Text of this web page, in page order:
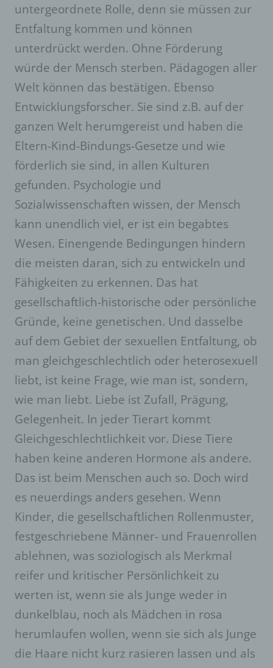
untergeordnete Rolle, denn sie müssen zur
Entfaltung kommen und können
unterdrückt werden. Ohne Förderung
würde der Mensch sterben. Pädagogen aller
Welt können das bestätigen. Ebenso
Entwicklungsforscher. Sie sind z.B. auf der
ganzen Welt herumgereist und haben die
Eltern-Kind-Bindungs-Gesetze und wie
förderlich sie sind, in allen Kulturen
gefunden. Psychologie und
Sozialwissenschaften wissen, der Mensch
kann unendlich viel, er ist ein begabtes
Wesen. Einengende Bedingungen hindern
die meisten daran, sich zu entwickeln und
Fähigkeiten zu erkennen. Das hat
gesellschaftlich-historische oder persönliche
Gründe, keine genetischen. Und dasselbe
auf dem Gebiet der sexuellen Entfaltung, ob
man gleichgeschlechtlich oder heterosexuell
liebt, ist keine Frage, wie man ist, sondern,
wie man liebt. Liebe ist Zufall, Prägung,
Gelegenheit. In jeder Tierart kommt
Gleichgeschlechtlichkeit vor. Diese Tiere
haben keine anderen Hormone als andere.
Das ist beim Menschen auch so. Doch wird
es neuerdings anders gesehen. Wenn
Kinder, die gesellschaftlichen Rollenmuster,
festgeschriebene Männer- und Frauenrollen
ablehnen, was soziologisch als Merkmal
reifer und kritischer Persönlichkeit zu
werten ist, wenn sie als Junge weder in
dunkelblau, noch als Mädchen in rosa
herumlaufen wollen, wenn sie sich als Junge
die Haare nicht kurz rasieren lassen und als